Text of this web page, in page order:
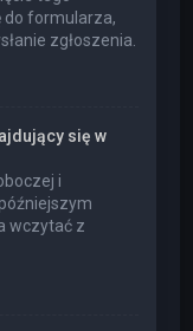
do formularza,
zgłoszenia.
się w
i
wczytać z